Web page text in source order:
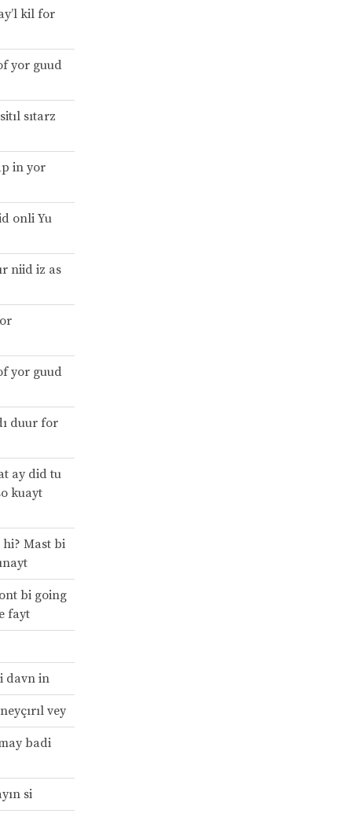
kil for
yor guud
sıtarz
in yor
onli Yu
niid iz as
yor guud
duur for
ay did tu
kuayt
hi? Mast bi
bi going
fayt
davn in
vey
badi
si